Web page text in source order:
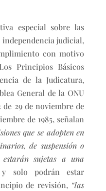
especial sobre las
judicial,
con motivo
Principios Básicos
de la Judicatura,
General de la ONU
de 29 de noviembre de
de 1985, señalan
que se adopten en
de suspensión o
sujetas a una
y solo podrán estar
de revisión, “las